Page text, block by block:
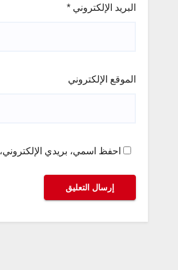
البريد الإلكتروني *
الموقع الإلكتروني
احفظ اسمي، بريدي